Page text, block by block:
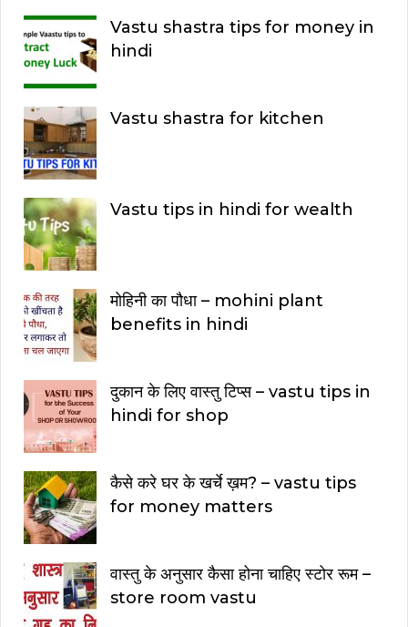
Vastu shastra tips for money in
hindi
Vastu shastra for kitchen
Vastu tips in hindi for wealth
मोहिनी का पौधा – mohini plant
benefits in hindi
दुकान के लिए वास्तु टिप्स – vastu tips in
hindi for shop
कैसे करे घर के खर्चे ख़म? – vastu tips
for money matters
वास्तु के अनुसार कैसा होना चाहिए स्टोर रूम –
store room vastu